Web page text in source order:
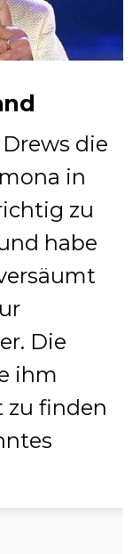
die
in
zu
habe
Die
ihm
zu finden